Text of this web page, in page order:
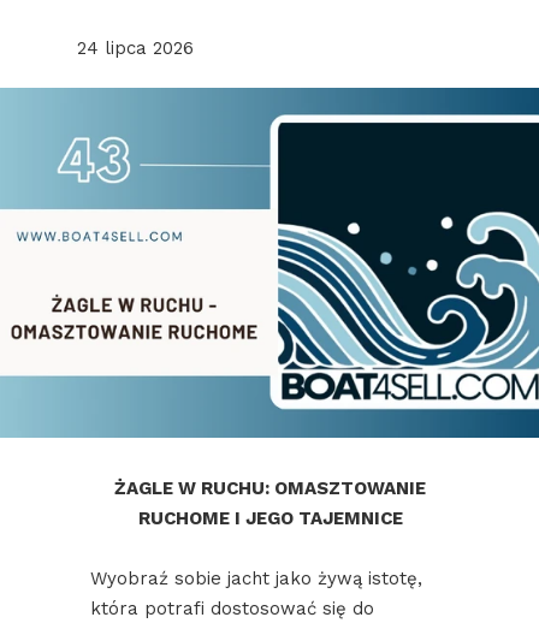
24 lipca 2026
ŻAGLE W RUCHU: OMASZTOWANIE
RUCHOME I JEGO TAJEMNICE
Wyobraź sobie jacht jako żywą istotę,
która potrafi dostosować się do